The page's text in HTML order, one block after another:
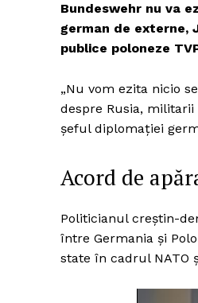
Bundeswehr nu va
german de externe,
publice poloneze
„Nu vom ezita nicio
despre Rusia,
șeful diplomației
Acord de
Politicianul creștin-
între Germania și
state în cadrul NATO